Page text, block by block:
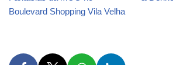
Boulevard Shopping Vila Velha